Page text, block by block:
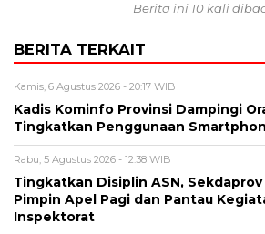
Berita ini 10 kali
BERITA TERKAIT
Kamis, 6 Agustus 2026 - 20:17 WIB
Kadis Kominfo Provinsi Dampingi
Tingkatkan Penggunaan
Rabu, 5 Agustus 2026 - 12:38 WIB
Tingkatkan Disiplin ASN,
Pimpin Apel Pagi dan Pantau
Inspektorat